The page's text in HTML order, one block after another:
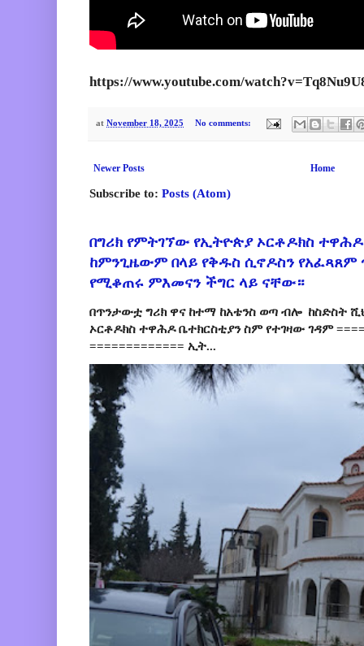
https://www.youtube.com/
at November 18, 2025 No comments:
Newer Posts Home
Subscribe to: Posts (Atom)
በግሪክ የምትገኘው የኢትዮጵያ ኦርቶዶክስ
ከምንጊዜውም በላይ የቅዱስ ሲኖዶስን የአፈጻጸም
የሚቆጠሩ ምእመናን ችግር ላይ ናቸው።
በጥንታውቷ ግሪክ ዋና ከተማ ከአቴንስ ወጣ ብሎ ከስድስት
ኦርቶዶክስ ተዋሕዶ ቤተክርስቲያን ስም የተገዛው ገዳም
============= ኢት...